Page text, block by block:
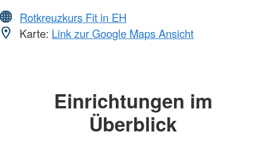
Rotkreuzkurs Fit in EH
Karte: Link zur Google Maps Ansicht
Einrichtungen im
Überblick